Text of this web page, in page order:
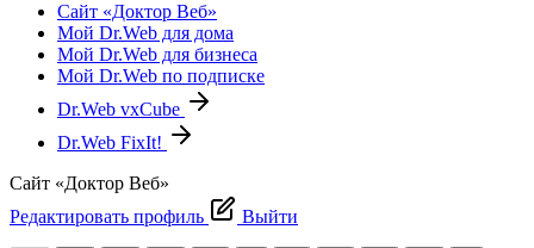
Сайт «Доктор Веб»
Мой Dr.Web для дома
Мой Dr.Web для бизнеса
Мой Dr.Web по подписке
Dr.Web vxCube
Dr.Web FixIt!
Сайт «Доктор Веб»
Редактировать профиль
Выйти